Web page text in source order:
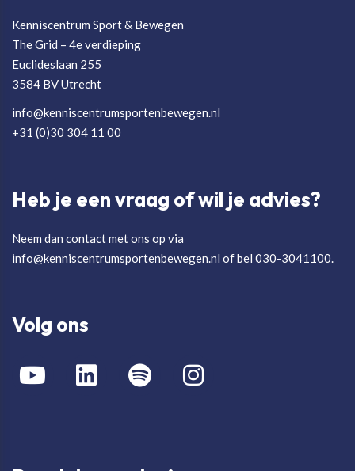
Kenniscentrum Sport & Bewegen
The Grid – 4e verdieping
Euclideslaan 255
3584 BV Utrecht
info@kenniscentrumsportenbewegen.nl
+31 (0)30 304 11 00
Heb je een vraag of wil je advies?
Neem dan contact met ons op via
info@kenniscentrumsportenbewegen.nl of bel 030-3041100.
Volg ons